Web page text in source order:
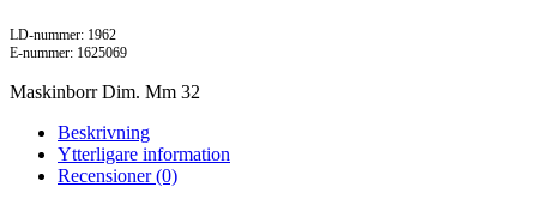
LD-nummer: 1962
E-nummer: 1625069
Maskinborr Dim. Mm 32
Beskrivning
Ytterligare information
Recensioner (0)